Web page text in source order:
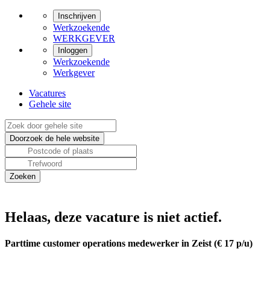
Inschrijven
Werkzoekende
WERKGEVER
Inloggen
Werkzoekende
Werkgever
Vacatures
Gehele site
Helaas, deze vacature is niet actief.
Parttime customer operations medewerker in Zeist (€ 17 p/u)